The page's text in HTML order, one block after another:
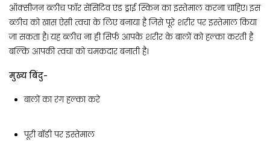
ऑक्सीजन ब्लीच फॉर सेंसिटिव एंड ड्राई स्किन का इस्तेमाल करना चाहिए। इस
ब्लीच को खास ऐसी त्वचा के लिए बनाया है जिसे पूरे शरीर पर इस्तेमाल किया
जा सकता है। यह ब्लीच ना ही सिर्फ आपके शरीर के बालों को हल्का करती है
बल्कि आपकी त्वचा को चमकदार बनाती है।
मुख्य बिंदु-
बालों का रंग हल्का करे
पूरी बॉडी पर इस्तेमाल